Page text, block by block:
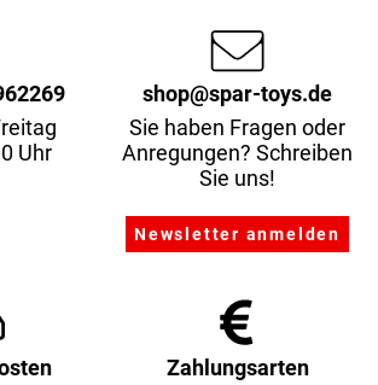
Uhr
shop@spar-toys.de
Sie haben Fragen oder
Anregungen? Schreiben
Sie uns!
Zahlungsarten